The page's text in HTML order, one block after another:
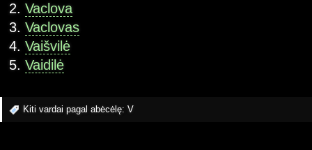
Vaclova
Vaclovas
Vaišvilė
Vaidilė
Kiti vardai pagal abėcėlę: V